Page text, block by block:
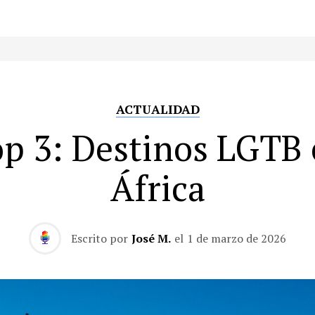
ACTUALIDAD
3: Destinos LGTB
África
Escrito por José M. el 1 de marzo de 2026